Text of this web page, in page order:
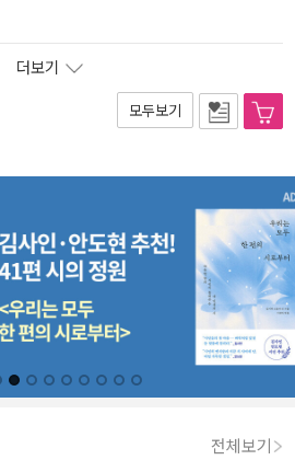
더보기
모두보기
전체보기